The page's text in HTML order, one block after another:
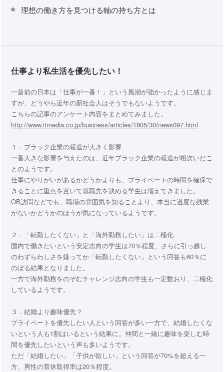
理想の働き方を見つける軸の持ち方とは
仕事より私生活を優先したい！
一昔前の日本は「仕事が一番！」という風潮が強かったように感じま
すが、どうやら近年の新社会人はそうでもないようです。
こちらの記事のアンケート内容をまとめてみました。
http://www.itmedia.co.jp/business/articles/1805/30/news097.html
１．ブラック企業の報道が大きく影響
一番大きな影響を与えたのは、近年ブラック企業の報道が相次いだこ
とのようです。
仕事にやりがいがあるかどうかよりも、プライベートの時間を確保で
きることに重点を置いて就職先を決める学生は増えてきました。
OB訪問などでも、職場の雰囲気を知ることより、本当に過度な残業
がないかどうかのほうが気になっているようです。
２．「転勤したくない」と「海外勤務したい」は二極化
国内で働きたいという安定志向の学生は70％程度、さらに引っ越し
のわずらわしさを嫌ってか「転勤したくない」という回答も60％に
のぼる結果となりました。
一方で海外勤務をのぞむチャレンジ志向の学生も一定数おり、二極化
しているようです。
３．結婚より趣味優先？
プライベートを優先したい人という回答が多い一方で、結婚したくな
いという人も1割はいるという結果に。仲間と一緒に趣味を楽しむ時
間を優先したいという声も多いようです。
ただ「結婚したい」「子供が欲しい」という回答が70%を超える一
方、男性の育休取得率は20％程度。